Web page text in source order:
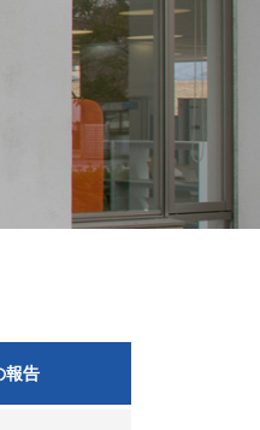
報告